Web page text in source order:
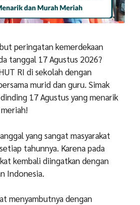
peringatan kemerdekaan
tanggal 17 Agustus 2026?
RI di sekolah dengan
murid dan guru. Simak
17 Agustus yang menarik
yang sangat masyarakat
tahunnya. Karena pada
kembali diingatkan dengan
Indonesia.
menyambutnya dengan